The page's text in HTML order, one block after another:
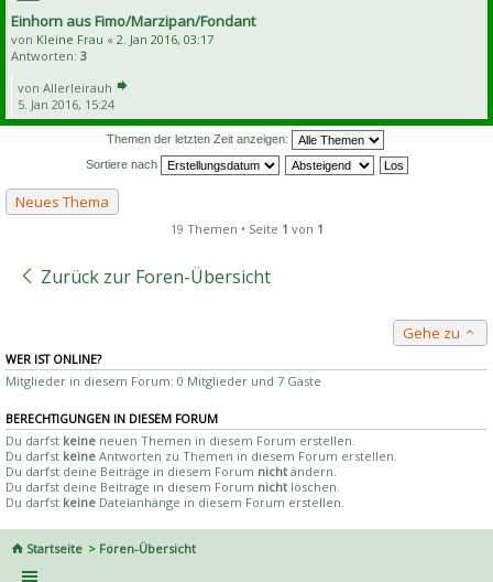
Einhorn aus Fimo/Marzipan/Fondant
von Kleine Frau « 2. Jan 2016, 03:17
Antworten: 3
von Allerleirauh
5. Jan 2016, 15:24
Themen der letzten Zeit anzeigen:
Sortiere nach
Neues Thema
19 Themen • Seite 1 von 1
Zurück zur Foren-Übersicht
Gehe zu
WER IST ONLINE?
Mitglieder in diesem Forum: 0 Mitglieder und 7 Gäste
BERECHTIGUNGEN IN DIESEM FORUM
Du darfst keine neuen Themen in diesem Forum erstellen.
Du darfst keine Antworten zu Themen in diesem Forum erstellen.
Du darfst deine Beiträge in diesem Forum nicht ändern.
Du darfst deine Beiträge in diesem Forum nicht löschen.
Du darfst keine Dateianhänge in diesem Forum erstellen.
Startseite Foren-Übersicht